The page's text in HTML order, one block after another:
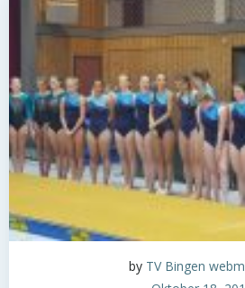
by TV Bingen